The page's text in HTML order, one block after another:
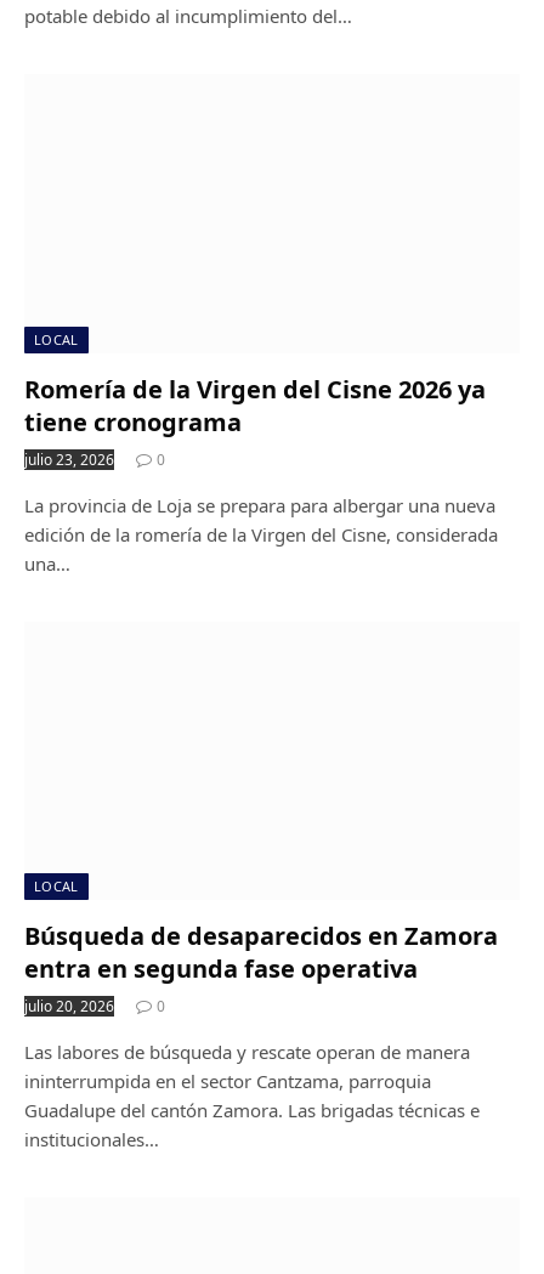
potable debido al incumplimiento del…
LOCAL
Romería de la Virgen del Cisne 2026 ya
tiene cronograma
julio 23, 2026 0
La provincia de Loja se prepara para albergar una nueva
edición de la romería de la Virgen del Cisne, considerada
una…
LOCAL
Búsqueda de desaparecidos en Zamora
entra en segunda fase operativa
julio 20, 2026 0
Las labores de búsqueda y rescate operan de manera
ininterrumpida en el sector Cantzama, parroquia
Guadalupe del cantón Zamora. Las brigadas técnicas e
institucionales…